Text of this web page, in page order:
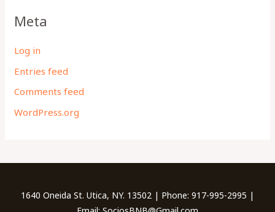
Meta
Log in
Entries feed
Comments feed
WordPress.org
1640 Oneida St. Utica, NY. 13502 | Phone: 917-995-2995 |